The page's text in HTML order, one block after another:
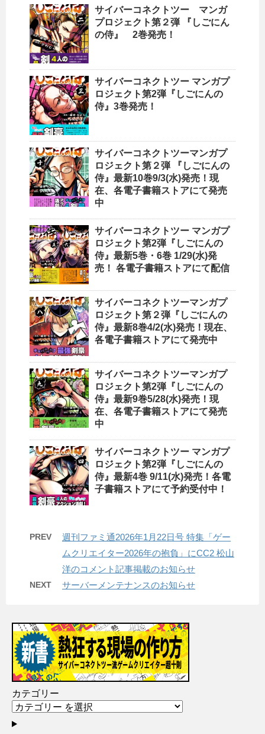
サイバーコネクトツー マンガ
プロジェクト第２弾​ 『しごにん
の侍』 2巻発売！​
サイバーコネクトツー マンガプ
ロジェクト第2弾『しごにんの
侍』3巻発売！
サイバーコネクトツーマンガプ
ロジェクト第２弾 『しごにんの
侍』最新10巻9/3(水)発売！現
在、各電子書籍ストアにて発売
中
サイバーコネクトツー マンガプ
ロジェクト第2弾『しごにんの
侍』最新5巻・6巻 1/29(水)発
売！ 各電子書籍ストアにて配信
サイバーコネクトツーマンガプ
ロジェクト第２弾『しごにんの
侍』最新8巻4/2(水)発売！現在、
各電子書籍ストアにて発売中
サイバーコネクトツーマンガプ
ロジェクト第2弾『しごにんの
侍』最新9巻5/28(水)発売！現
在、各電子書籍ストアにて発売
中
サイバーコネクトツー マンガプ
ロジェクト第2弾『しごにんの
侍』最新4巻 9/11(水)発売！各電
子書籍ストアにて予約受付中！
PREV
週刊ファミ通2026年1月22日号 特集「ゲー
ムクリエイター2026年の抱負」にCC2 松山
洋のコメント記事掲載のお知らせ
NEXT サーバーメンテナンスのお知らせ
カテゴリー